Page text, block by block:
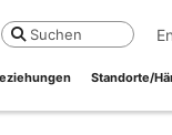
Suchen
Standorte/